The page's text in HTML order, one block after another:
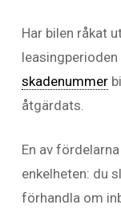
Har bilen råkat
skadenummer
åtgärdats.
En av
enkelheten: du
förhandla om